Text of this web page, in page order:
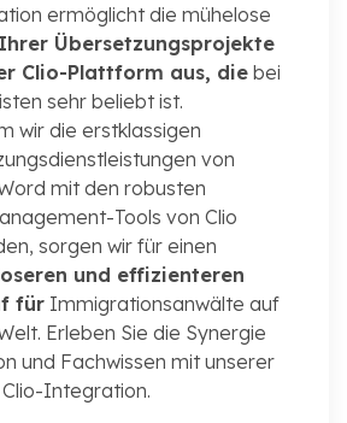
ermöglicht die mühelose
Übersetzungsprojekte
Clio-Plattform aus, die bei
sehr beliebt ist.
wir die erstklassigen
von
mit den robusten
Tools von Clio
sorgen wir für einen
und effizienteren
für Immigrationsanwälte auf
Erleben Sie die Synergie
und Fachwissen mit unserer
Clio-Integration.